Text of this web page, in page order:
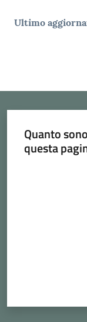
Ultimo
Quanto
questa